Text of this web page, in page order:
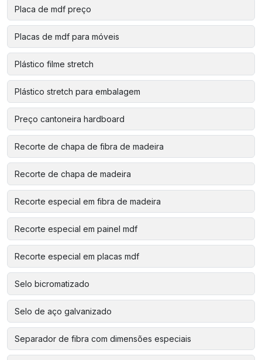
Placa de mdf preço
Placas de mdf para móveis
Plástico filme stretch
Plástico stretch para embalagem
Preço cantoneira hardboard
Recorte de chapa de fibra de madeira
Recorte de chapa de madeira
Recorte especial em fibra de madeira
Recorte especial em painel mdf
Recorte especial em placas mdf
Selo bicromatizado
Selo de aço galvanizado
Separador de fibra com dimensões especiais